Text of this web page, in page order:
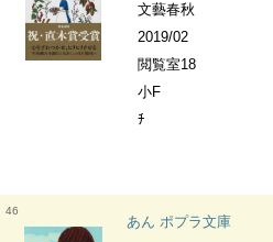
文藝春秋
2019/02
閲覧室18
小F
ﾁ
46
あん ポプラ文庫